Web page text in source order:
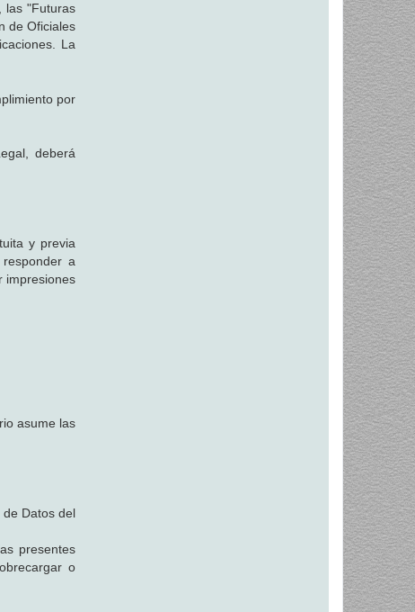
las "Futuras
de Oficiales
La
por
deberá
y previa
a
impresiones
asume las
de Datos del
presentes
o